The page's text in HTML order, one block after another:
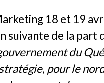
18 et 19
suivante de la part
du
pour le